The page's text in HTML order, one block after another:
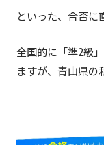
といった、合否に
全国的に「準2級
ますが、青山県の